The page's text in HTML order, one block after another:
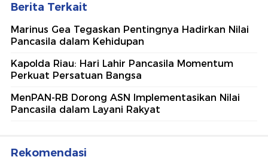
Berita Terkait
Marinus Gea Tegaskan Pentingnya Hadirkan Nilai
Pancasila dalam Kehidupan
Kapolda Riau: Hari Lahir Pancasila Momentum
Perkuat Persatuan Bangsa
MenPAN-RB Dorong ASN Implementasikan Nilai
Pancasila dalam Layani Rakyat
Rekomendasi